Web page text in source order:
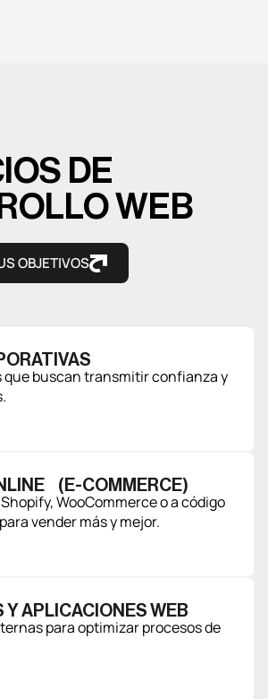
DE
WEB
OBJETIVOS
que buscan transmitir confianza y
(E-COMMERCE)
WooCommerce o a código
vender más y mejor.
Y APLICACIONES WEB
para optimizar procesos de